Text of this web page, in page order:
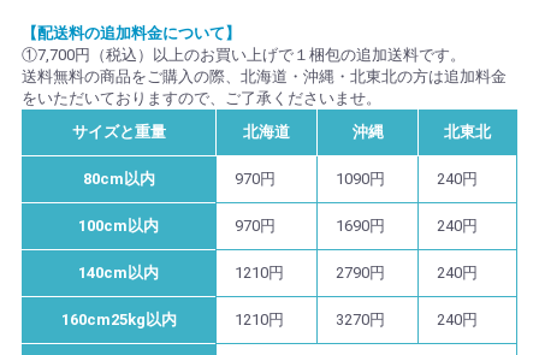
【配送料の追加料金について】
①7,700円（税込）以上のお買い上げで１梱包の追加送料です。
送料無料の商品をご購入の際、北海道・沖縄・北東北の方は追加料金
をいただいておりますので、ご了承くださいませ。
サイズと重量
北海道 沖縄 北東北
80cm以内 970円 1090円 240円
100cm以内 970円 1690円 240円
140cm以内 1210円 2790円 240円
160cm25kg以内 1210円 3270円 240円